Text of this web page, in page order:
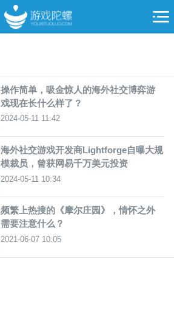
操作简单，吸金惊人的海外社交博弈游
戏现在长什么样了？
2024-05-11 11:42
海外社交游戏开发商Lightforge自曝大规
模裁员，曾获网易千万美元投资
2024-05-11 10:34
频繁上热搜的《摩尔庄园》，情怀之外
需要注意什么？
2021-06-07 10:05